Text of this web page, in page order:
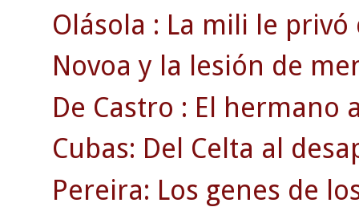
Olásola : La mili le
Novoa y la lesión de
De Castro : El hermano
Cubas: Del Celta al
Pereira: Los genes de